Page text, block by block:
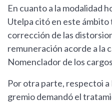
En cuanto a la modalidad
Utelpa citó en este ámbito
corrección de las
remuneración acorde a la
Nomenclador de los
Por otra parte, respectoi a
gremio demandó el